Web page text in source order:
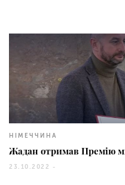
НІМЕЧЧИНА
Жадан отримав Премію
23.10.2022 -